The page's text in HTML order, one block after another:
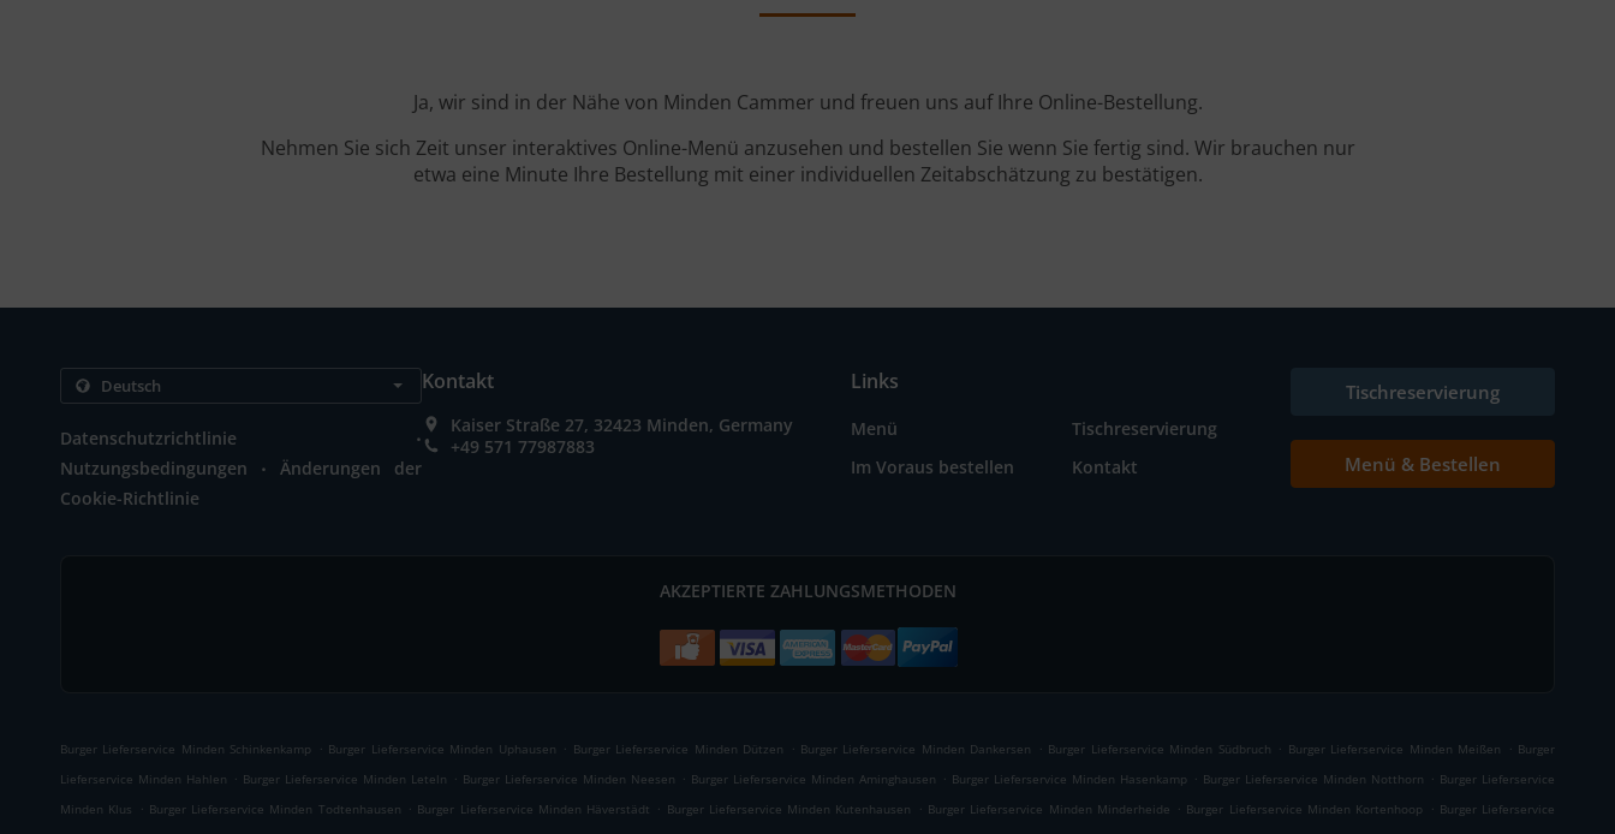
Ja, wir sind in der Nähe von Minden Cammer und freuen uns auf Ihre Online-Bestellung.
Nehmen Sie sich Zeit unser interaktives Online-Menü anzusehen und bestellen Sie wenn Sie fertig sind. Wir brauchen nur
etwa eine Minute Ihre Bestellung mit einer individuellen Zeitabschätzung zu bestätigen.
Datenschutzrichtlinie .
Nutzungsbedingungen .
Änderungen der
Cookie-Richtlinie
Kontakt
Kaiser Straße 27, 32423 Minden, Germany
+49 571 77987883
Links
Menü
Tischreservierung
Im Voraus bestellen
Kontakt
Tischreservierung
Menü & Bestellen
AKZEPTIERTE ZAHLUNGSMETHODEN
Burger Lieferservice Minden Schinkenkamp . Burger Lieferservice Minden Uphausen . Burger Lieferservice Minden Dützen . Burger Lieferservice Minden Dankersen . Burger Lieferservice Minden Südbruch . Burger Lieferservice Minden Meißen . Burger
Lieferservice Minden Hahlen . Burger Lieferservice Minden Leteln . Burger Lieferservice Minden Neesen . Burger Lieferservice Minden Aminghausen . Burger Lieferservice Minden Hasenkamp . Burger Lieferservice Minden Notthorn . Burger Lieferservice
Minden Klus
. Burger Lieferservice Minden Todtenhausen . Burger Lieferservice Minden Häverstädt . Burger Lieferservice Minden Kutenhausen . Burger Lieferservice Minden Minderheide . Burger Lieferservice Minden Kortenhoop . Burger Lieferservice